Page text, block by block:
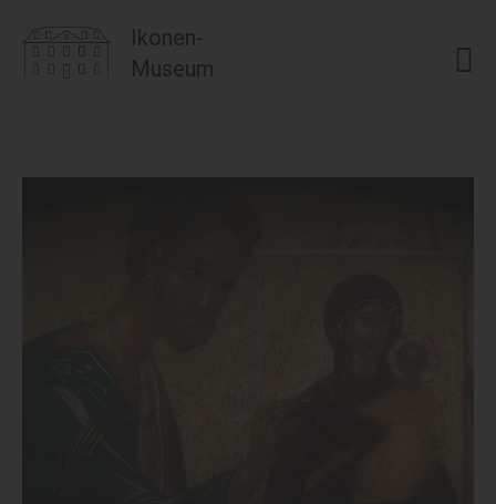
Ikonen-
Museum